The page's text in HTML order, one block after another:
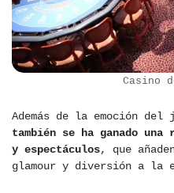
Casino
Además de la emoción del
también se ha ganado
y espectáculos, que
glamour y diversión a la